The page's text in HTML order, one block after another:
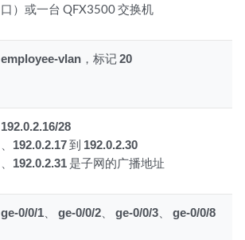
口）或一台 QFX3500 交换机
employee-vlan ，标记20
192.0.2.16/28
192.0.2.17到 192.0.2.30
192.0.2.31 是子网的广播地址
ge-0/0/1 、ge-0/0/2 、ge-0/0/3 、ge-0/0/8